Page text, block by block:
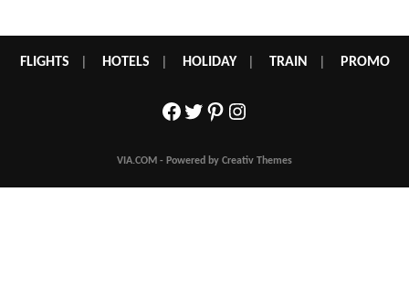
FLIGHTS HOTELS HOLIDAY| TRAIN PROMO
Facebook
Twitter
Pinterest
Instagram
VIA.COM - Powered by Creativ Themes